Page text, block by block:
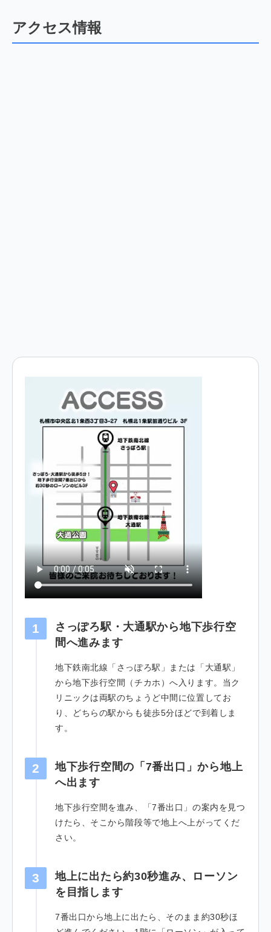
アクセス情報
1
さっぽろ駅・大通駅から地下歩行空
間へ進みます
地下鉄南北線「さっぽろ駅」または「大通駅」
から地下歩行空間（チカホ）へ入ります。当ク
リニックは両駅のちょうど中間に位置してお
り、どちらの駅からも徒歩5分ほどで到着しま
す。
2
地下歩行空間の「7番出口」から地上
へ出ます
地下歩行空間を進み、「7番出口」の案内を見つ
けたら、そこから階段等で地上へ上がってくだ
さい。
3
地上に出たら約30秒進み、ローソン
を目指します
7番出口から地上に出たら、そのまま約30秒ほ